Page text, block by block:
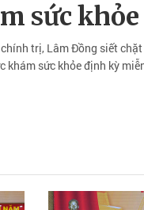
sức
trị, Lâm Đồng siết
khám sức khỏe định kỳ